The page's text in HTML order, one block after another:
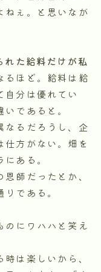
ねぇ。と思いなが
れた給料だけが私
るほど。給料は給
自分は優れてい
であると。
るだろうし、企
方がない。畑を
ある。
師だったとか、
である。
にワハハと笑え
は楽しいから、